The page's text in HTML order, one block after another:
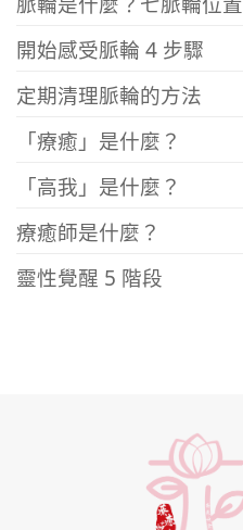
開始感受脈輪 4 步驟
定期清理脈輪的方法
「療癒」是什麼？
「高我」是什麼？
療癒師是什麼？
靈性覺醒 5 階段